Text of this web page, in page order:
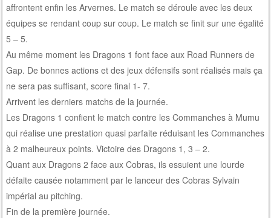
affrontent enfin les Arvernes. Le match se déroule avec les deux
équipes se rendant coup sur coup. Le match se finit sur une égalité
5 – 5.
Au même moment les Dragons 1 font face aux Road Runners de
Gap. De bonnes actions et des jeux défensifs sont réalisés mais ça
ne sera pas suffisant, score final 1- 7.
Arrivent les derniers matchs de la journée.
Les Dragons 1 confient le match contre les Commanches à Mumu
qui réalise une prestation quasi parfaite réduisant les Commanches
à 2 malheureux points. Victoire des Dragons 1, 3 – 2.
Quant aux Dragons 2 face aux Cobras, ils essuient une lourde
défaite causée notamment par le lanceur des Cobras Sylvain
impérial au pitching.
Fin de la première journée.